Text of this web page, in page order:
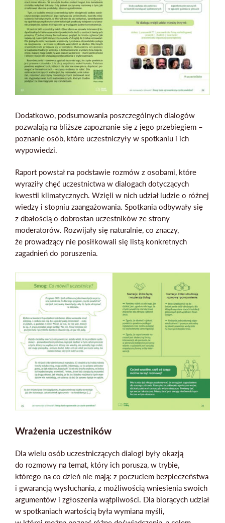
Dodatkowo, podsumowania poszczególnych dialogów
pozwalają na bliższe zapoznanie się z jego przebiegiem –
poznanie osób, które uczestniczyły w spotkaniu i ich
wypowiedzi.
Raport powstał na podstawie rozmów z osobami, które
wyraziły chęć uczestnictwa w dialogach dotyczących
kwestii klimatycznych. Wzięli w nich udział ludzie o różnej
wiedzy i stopniu zaangażowania. Spotkania odbywały się
z dbałością o dobrostan uczestników ze strony
moderatorów. Rozwijały się naturalnie, co znaczy,
że prowadzący nie posiłkowali się listą konkretnych
zagadnień do poruszenia.
Wrażenia uczestników
Dla wielu osób uczestniczących dialogi były okazją
do rozmowy na temat, który ich porusza, w trybie,
którego na co dzień nie mają: z poczuciem bezpieczeństwa
i gwarancją wysłuchania, z możliwością wniesienia swoich
argumentów i zgłoszenia wątpliwości. Dla biorących udział
w spotkaniach wartością była wymiana myśli,